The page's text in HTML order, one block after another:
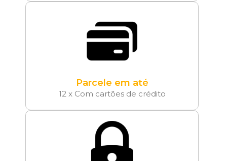
Parcele em até
12 x Com cartões de crédito